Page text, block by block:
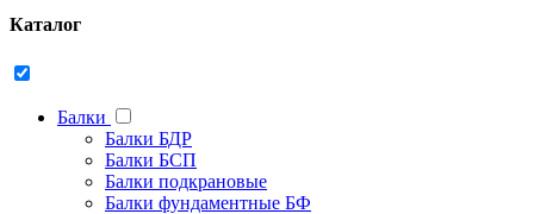
Каталог
Балки
Балки БДР
Балки БСП
Балки подкрановые
Балки фундаментные БФ